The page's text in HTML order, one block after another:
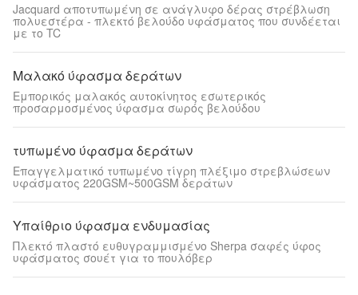
Jacquard αποτυπωμένη σε ανάγλυφο δέρας στρέβλωση
πολυεστέρα - πλεκτό βελούδο υφάσματος που συνδέεται
με το TC
Μαλακό ύφασμα δεράτων
Εμπορικός μαλακός αυτοκίνητος εσωτερικός
προσαρμοσμένος ύφασμα σωρός βελούδου
τυπωμένο ύφασμα δεράτων
Επαγγελματικό τυπωμένο τίγρη πλέξιμο στρεβλώσεων
υφάσματος 220GSM~500GSM δεράτων
Υπαίθριο ύφασμα ενδυμασίας
Πλεκτό πλαστό ευθυγραμμισμένο Sherpa σαφές ύφος
υφάσματος σουέτ για το πουλόβερ